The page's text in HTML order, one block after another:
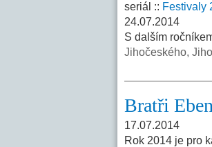
seriál :: Festivaly
24.07.2014
S dalším
Jihočeského,
Bratři
17.07.2014
Rok 2014 je pro